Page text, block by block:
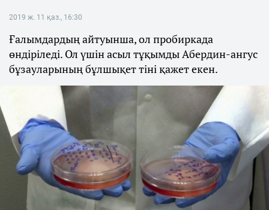
2019 ж. 11 қаз., 16:30
Ғалымдардың айтуынша, ол пробиркада
өндіріледі. Ол үшін асыл тұқымды Абердин-ангус
бұзауларының бұлшықет тіні қажет екен.